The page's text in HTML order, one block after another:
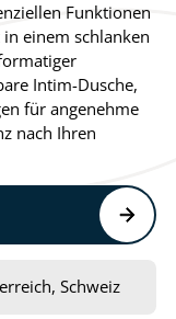
Funktionen
einem schlanken
Intim-Dusche,
für angenehme
nach Ihren
Schweiz
Angebot zum
vereinbaren